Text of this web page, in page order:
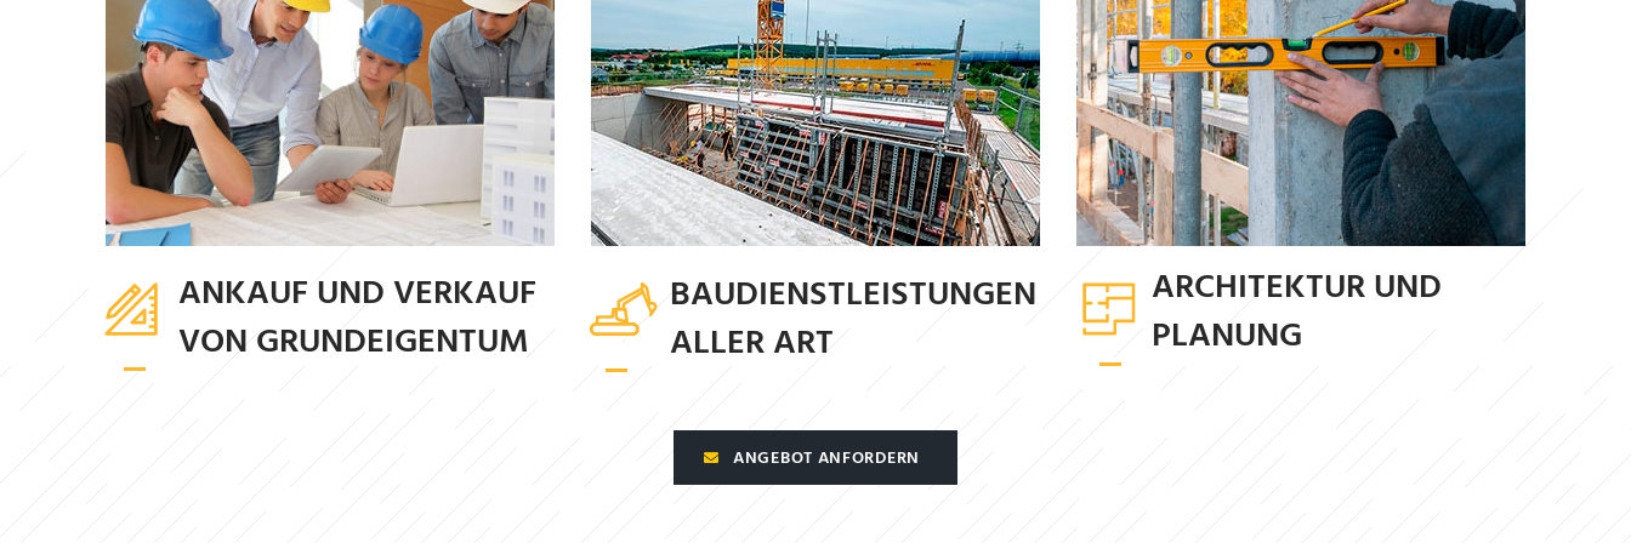
ANKAUF UND VERKAUF
VON GRUNDEIGENTUM
BAUDIENSTLEISTUNGEN
ALLER ART
ARCHITEKTUR UND
PLANUNG
ANGEBOT ANFORDERN